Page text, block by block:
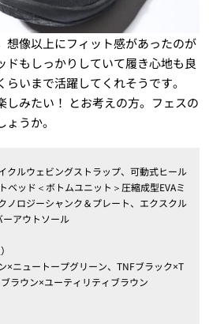
想像以上にフィット感があったのが
ドもしっかりしていて履き心地も良
いまで活躍してくれそうです。
しみたい！ とお考えの方。フェスの
うか。
クルウェビングストラップ、可動式ヒール
ベッド＜ボトムユニット＞圧縮成型EVAミ
ノロジーシャンク＆プレート、エクスクル
ーアウトソール
×ニュートープグリーン、TNFブラック×T
ラウン×ユーティリティブラウン